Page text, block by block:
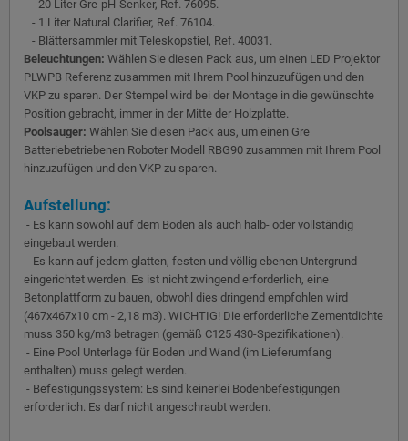
- 20 Liter Gre-pH-Senker, Ref. 76095.
- 1 Liter Natural Clarifier, Ref. 76104.
- Blättersammler mit Teleskopstiel, Ref. 40031.
Beleuchtungen: Wählen Sie diesen Pack aus, um einen LED Projektor
PLWPB Referenz zusammen mit Ihrem Pool hinzuzufügen und den
VKP zu sparen. Der Stempel wird bei der Montage in die gewünschte
Position gebracht, immer in der Mitte der Holzplatte.
Poolsauger: Wählen Sie diesen Pack aus, um einen Gre
Batteriebetriebenen Roboter Modell RBG90 zusammen mit Ihrem Pool
hinzuzufügen und den VKP zu sparen.
Aufstellung:
- Es kann sowohl auf dem Boden als auch halb- oder vollständig
eingebaut werden.
- Es kann auf jedem glatten, festen und völlig ebenen Untergrund
eingerichtet werden. Es ist nicht zwingend erforderlich, eine
Betonplattform zu bauen, obwohl dies dringend empfohlen wird
(467x467x10 cm - 2,18 m3). WICHTIG! Die erforderliche Zementdichte
muss 350 kg/m3 betragen (gemäß C125 430-Spezifikationen).
- Eine Pool Unterlage für Boden und Wand (im Lieferumfang
enthalten) muss gelegt werden.
- Befestigungssystem: Es sind keinerlei Bodenbefestigungen
erforderlich. Es darf nicht angeschraubt werden.